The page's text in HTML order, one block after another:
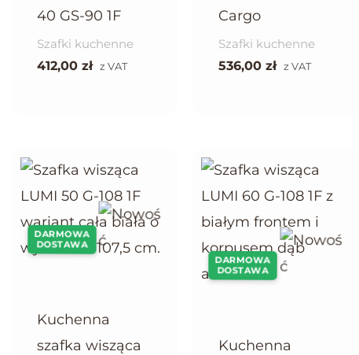
40 GS-90 1F
Szafki kuchenne
412,00zł z VAT
Cargo
Szafki kuchenne
536,00 zł z VAT
DARMOWA
DOSTAWA
Kuchenna
szafka wisząca
DARMOWA
DOSTAWA
Kuchenna